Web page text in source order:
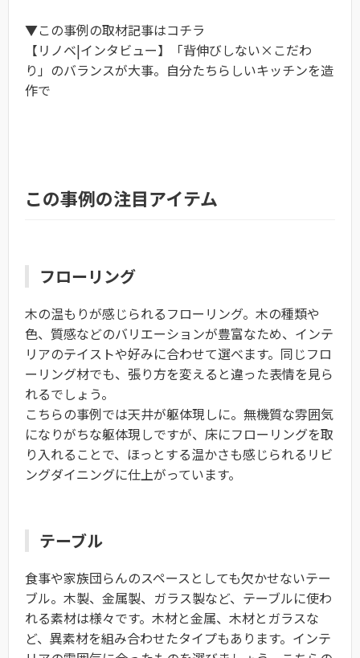
▼この事例の取材記事はコチラ
【リノベ|インタビュー】「背伸びしない×こだわ
り」のバランスが大事。自分たちらしいキッチンを造
作で
この事例の注目アイテム
フローリング
木の温もりが感じられるフローリング。木の種類や
色、質感などのバリエーションが豊富なため、インテ
リアのテイストや好みに合わせて選べます。同じフロ
ーリング材でも、張り方を変えると違った表情を見ら
れるでしょう。
こちらの事例では天井が躯体現しに。無機質な雰囲気
になりがちな躯体現しですが、床にフローリングを取
り入れることで、ほっとする温かさも感じられるリビ
ングダイニングに仕上がっています。
テーブル
食事や家族団らんのスペースとしても欠かせないテー
ブル。木製、金属製、ガラス製など、テーブルに使わ
れる素材は様々です。木材と金属、木材とガラスな
ど、異素材を組み合わせたタイプもあります。インテ